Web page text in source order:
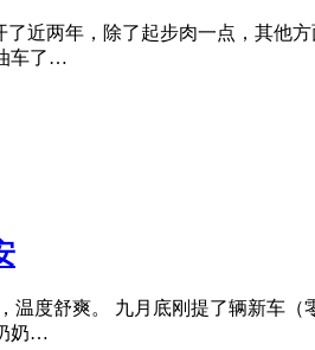
了近两年，除了起步肉一点，其他
车了…
温度舒爽。 九月底刚提了辆新车
奶…